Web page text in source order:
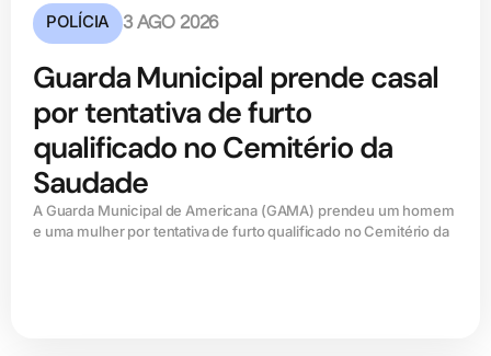
POLÍCIA 3 AGO 2026
Guarda Municipal prende casal
por tentativa de furto
qualificado no Cemitério da
Saudade
A Guarda Municipal de Americana (GAMA) prendeu um homem
e uma mulher por tentativa de furto qualificado no Cemitério da